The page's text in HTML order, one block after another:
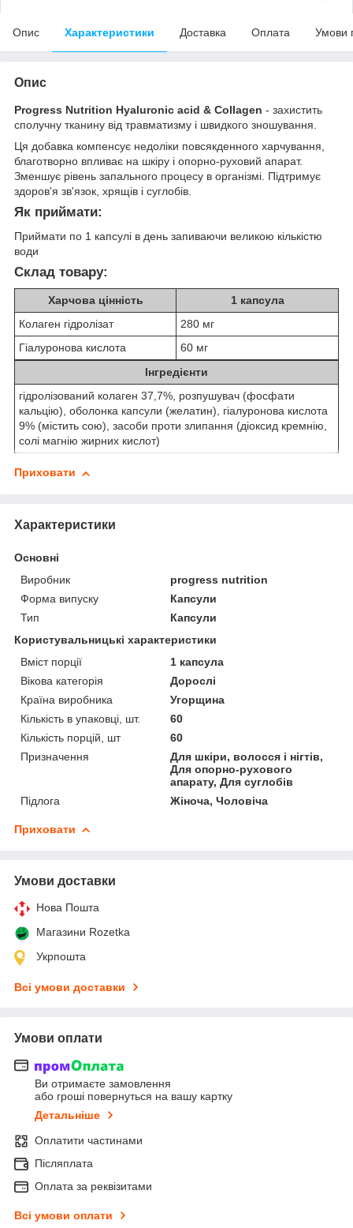
Опис Характеристики Доставка Оплата Умови
Опис
Progress Nutrition Hyaluronic acid & Collagen - захистить
сполучну тканину від травматизму і швидкого зношування.
Ця добавка компенсує недоліки повсякденного харчування,
благотворно впливає на шкіру і опорно-руховий апарат.
Зменшує рівень запального процесу в організмі. Підтримує
здоров'я зв'язок, хрящів і суглобів.
Як приймати:
Приймати по 1 капсулі в день запиваючи великою кількістю
води
Склад товару:
Харчова цінність
1 капсула
Колаген гідролізат
280 мг
Гіалуронова кислота
60 мг
Інгредієнти
гідролізований колаген 37,7%, розпушувач (фосфати
кальцію), оболонка капсули (желатин), гіалуронова кислота
9% (містить сою), засоби проти злипання (діоксид кремнію,
солі магнію жирних кислот)
Приховати
Характеристики
Основні
Виробник
progress nutrition
Форма випуску
Капсули
Тип
Капсули
Користувальницькі характеристики
Вміст порції
1 капсула
Вікова категорія
Дорослі
Країна виробника
Угорщина
Кількість в упаковці, шт.
60
Кількість порцій, шт
60
Призначення
Для шкіри, волосся і нігтів,
Для опорно-рухового
апарату, Для суглобів
Підлога
Жіноча, Чоловіча
Приховати
Умови доставки
Нова Пошта
Магазини Rozetka
Укрпошта
Всі умови доставки
Умови оплати
Ви отримаєте замовлення
або гроші повернуться на вашу картку
Детальніше
Оплатити частинами
Післяплата
Оплата за реквізитами
Всі умови оплати